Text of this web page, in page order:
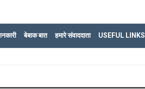
बेबाक बात हमारे संवाददाता USEFUL LINKS